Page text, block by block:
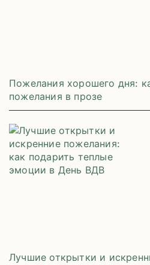
Пожелания хорошего дня:
пожелания в прозе
Лучшие открытки и